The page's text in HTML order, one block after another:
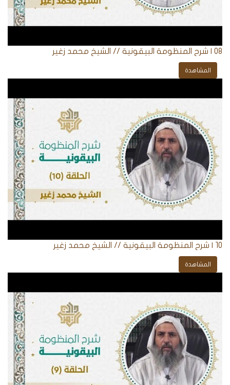
08 | شرح المنظومة البيقونية // الشيخ محمد زغير
المشاهدة
10 | شرح المنظومة البيقونية // الشيخ محمد زغير
المشاهدة